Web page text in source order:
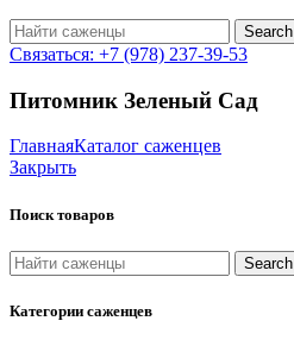
Search
Связаться: +7 (978) 237-39-53
Питомник Зеленый Сад
ГлавнаяКаталог саженцев
Закрыть
Поиск товаров
Search
Категории саженцев